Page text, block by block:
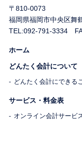
〒810-0073
福岡県福岡市中央区舞
TEL:092-791-3334
ホーム
どんたく会計について
どんたく会計にできる
サービス・料金表
オンライン会計サービ